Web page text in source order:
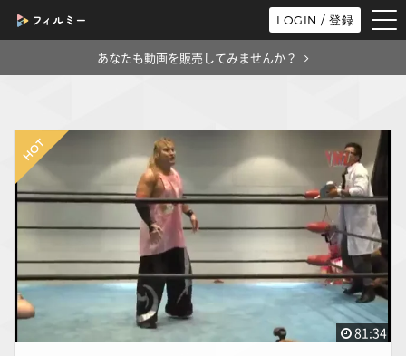
LOGIN / 登録
あなたも動画を販売してみませんか？
81:34